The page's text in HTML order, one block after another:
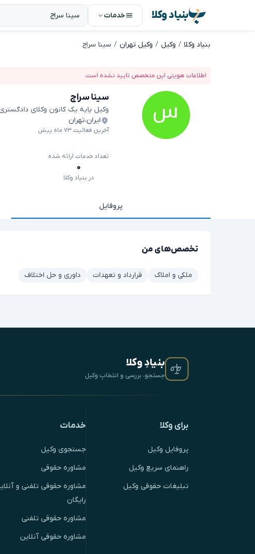
بنیاد وکلا خدمات
بنیاد وکلا وکیل وکیل تهران سینا سراج
اطلاعات هویتی این متخصص تایید نشده است.
سینا سراج
وکیل پایه یک کانون وکلای دادگستری
ایران،تهران
آخرین فعالیت ۷۳ ماه پیش
تعداد خدمات ارائه شده
۰
در بنیاد وکلا
پروفایل
تخصص‌های من
ملکی و املاک قرارداد و تعهدات داوری و حل اختلاف
بنیادِ وکلا
جستجو، بررسی و انتخابِ وکیل
برای وکلا
پروفایل وکیل
راهنمای سریع وکیل
تبلیغات حقوقی وکیل
خدمات
جستجوی وکیل
مشاوره حقوقی
مشاوره حقوقی تلفنی و
رایگان
مشاوره حقوقی تلفنی
مشاوره حقوقی آنلاین